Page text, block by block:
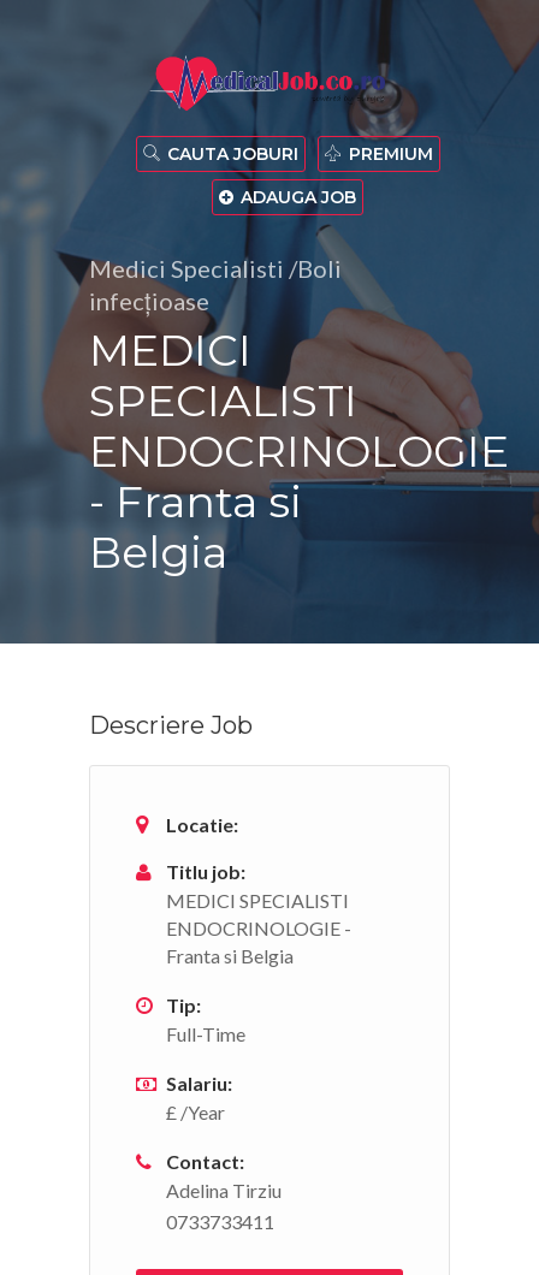
CAUTA JOBURI
PREMIUM
ADAUGA JOB
Medici Specialisti /Boli
infecțioase
MEDICI
SPECIALISTI
ENDOCRINOLOGIE
- Franta si
Belgia
Descriere Job
Locatie:
Titlu job:
MEDICI SPECIALISTI
ENDOCRINOLOGIE -
Franta si Belgia
Tip:
Full-Time
Salariu:
£ /Year
Contact:
Adelina Tirziu
0733733411